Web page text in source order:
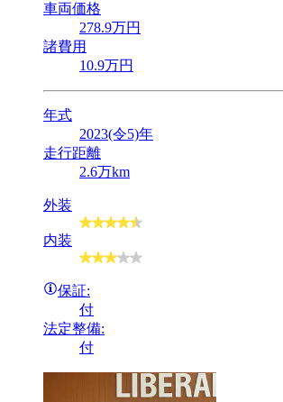
車両価格
278.9万円
諸費用
10.9万円
年式
2023(令5)年
走行距離
2.6万km
外装
内装
保証:
付
法定整備:
付